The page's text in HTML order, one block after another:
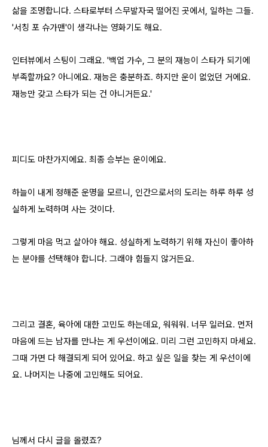
삶을 조명합니다. 스타로부터 스무발자국 떨어진 곳에서, 일하는 그들.
'서칭 포 슈가맨'이 생각나는 영화기도 해요.
인터뷰에서 스팅이 그래요. '백업 가수, 그 분의 재능이 스타가 되기에
부족할까요? 아니에요. 재능은 충분하죠. 하지만 운이 없었던 거에요.
재능만 갖고 스타가 되는 건 아니거든요.'
피디도 마찬가지에요. 최종 승부는 운이에요.
하늘이 내게 정해준 운명을 모르니, 인간으로서의 도리는 하루 하루 성
실하게 노력하며 사는 것이다.
그렇게 마음 먹고 살아야 해요. 성실하게 노력하기 위해 자신이 좋아하
는 분야를 선택해야 합니다. 그래야 힘들지 않거든요.
그리고 결혼, 육아에 대한 고민도 하는데요, 워워워. 너무 일러요. 먼저
마음에 드는 남자를 만나는 게 우선이에요. 미리 그런 고민하지 마세요.
그때 가면 다 해결되게 되어 있어요. 하고 싶은 일을 찾는 게 우선이에
요. 나머지는 나중에 고민해도 되어요.
님께서 다시 글을 올렸죠?